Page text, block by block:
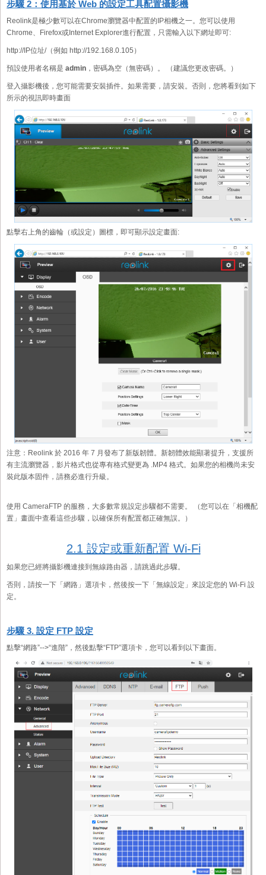
步驟 2：使用基於 Web 的設定工具配置攝影機
Reolink是極少數可以在Chrome瀏覽器中配置的IP相機之一。您可以使用
Chrome、Firefox或Internet Explorer進行配置，只需輸入以下網址即可:
http://IP位址/（例如 http://192.168.0.105）
預設使用者名稱是 admin ，密碼為空（無密碼）。 （建議您更改密碼。）
登入攝影機後，您可能需要安裝插件。如果需要，請安裝。否則，您將看到如下
所示的視訊即時畫面
點擊右上角的齒輪（或設定）圖標，即可顯示設定畫面:
注意：Reolink 於 2016 年 7 月發布了新版韌體。新韌體效能顯著提升，支援所
有主流瀏覽器，影片格式也從專有格式變更為 .MP4 格式。如果您的相機尚未安
裝此版本固件，請務必進行升級。
使用 CameraFTP 的服務，大多數常規設定步驟都不需要。 （您可以在「相機配
置」畫面中查看這些步驟，以確保所有配置都正確無誤。）
2.1 設定或重新配置 Wi-Fi
如果您已經將攝影機連接到無線路由器，請跳過此步驟。
否則，請按一下「網路」選項卡，然後按一下「無線設定」來設定您的 Wi-Fi 設
定。
步驟 3. 設定 FTP 設定
點擊“網路”-->“進階”，然後點擊“FTP”選項卡，您可以看到以下畫面。